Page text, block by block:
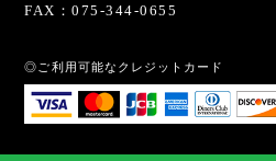
FAX：075-344-0655
◎ご利用可能なクレジットカード